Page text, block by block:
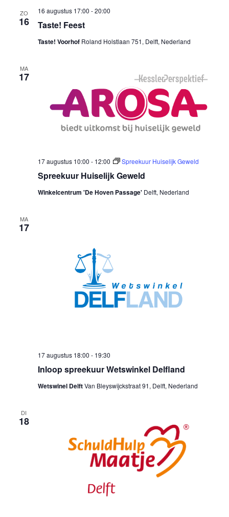
ZO
16 Taste! Feest
16 augustus 17:00 -20:00
Taste! Voorhof Roland Holstlaan 751, Delft, Nederland
MA
17
Spreekuur Huiselijk Geweld
17 augustus 10:00 - 12:00 Spreekuur Huiselijk Geweld
Winkelcentrum 'De Hoven Passage' Delft, Nederland
MA
17
Inloop spreekuur Wetswinkel Delfland
17 augustus 18:00 - 19:30
Wetswinel DelftVan Bleyswijckstraat 91, Delft, Nederland
DI
18